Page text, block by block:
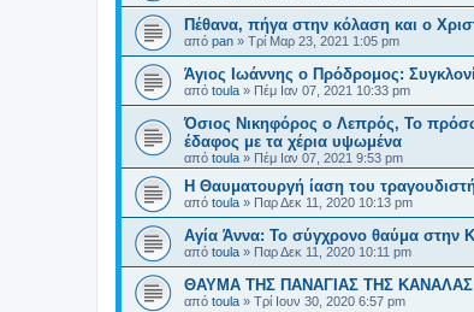
Πέθανα, πήγα στην κόλαση και ο
από pan » Τρί Μαρ 23, 2021 1:05 pm
Άγιος Ιωάννης ο Πρόδρομος:
από toula » Πέμ Ιαν 07, 2021 10:33 pm
Όσιος Νικηφόρος ο Λεπρός, Το
έδαφος με τα χέρια υψωμένα
από toula » Πέμ Ιαν 07, 2021 9:53 pm
Η Θαυματουργή ίαση του
από toula » Παρ Δεκ 11, 2020 10:13 pm
Αγία Άννα: Το σύγχρονο θαύμα στην
από toula » Παρ Δεκ 11, 2020 10:11 pm
ΘΑΥΜΑ ΤΗΣ ΠΑΝΑΓΙΑΣ ΤΗΣ ΚΑΝΑΛΑΣ
από toula » Τρί Ιουν 30, 2020 6:57 pm